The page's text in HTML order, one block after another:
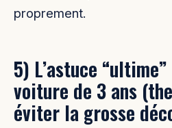
proprement.
5) L’astuce
voiture de 3 ans
éviter la grosse